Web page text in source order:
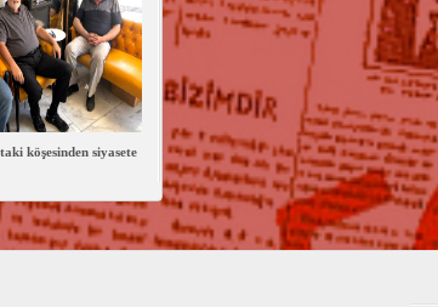
köşesinden siyasete